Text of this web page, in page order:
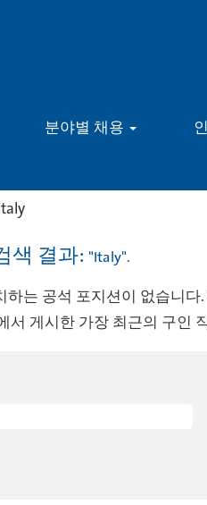
분야별 채용
(현
페
이
지)
색 결과: "Italy".
하는 공석 포지션이 없습니다
서 게시한 가장 최근의 구인